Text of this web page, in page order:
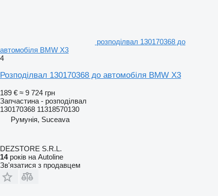
розподілвал 130170368 до
автомобіля BMW X3
4
Розподілвал 130170368 до автомобіля BMW X3
189 € ≈ 9 724 грн
Запчастина - розподілвал
130170368 11318570130
Румунія, Suceava
DEZSTORE S.R.L.
14років на Autoline
Зв'язатися з продавцем